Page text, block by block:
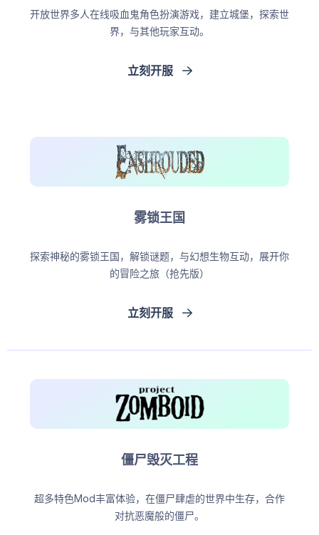
开放世界多人在线吸血鬼角色扮演游戏，建立城堡，探索世
界，与其他玩家互动。
立刻开服
雾锁王国
探索神秘的雾锁王国，解锁谜题，与幻想生物互动，展开你
的冒险之旅（抢先版）
立刻开服
僵尸毁灭工程
超多特色Mod丰富体验，在僵尸肆虐的世界中生存，合作
对抗恶魔般的僵尸。